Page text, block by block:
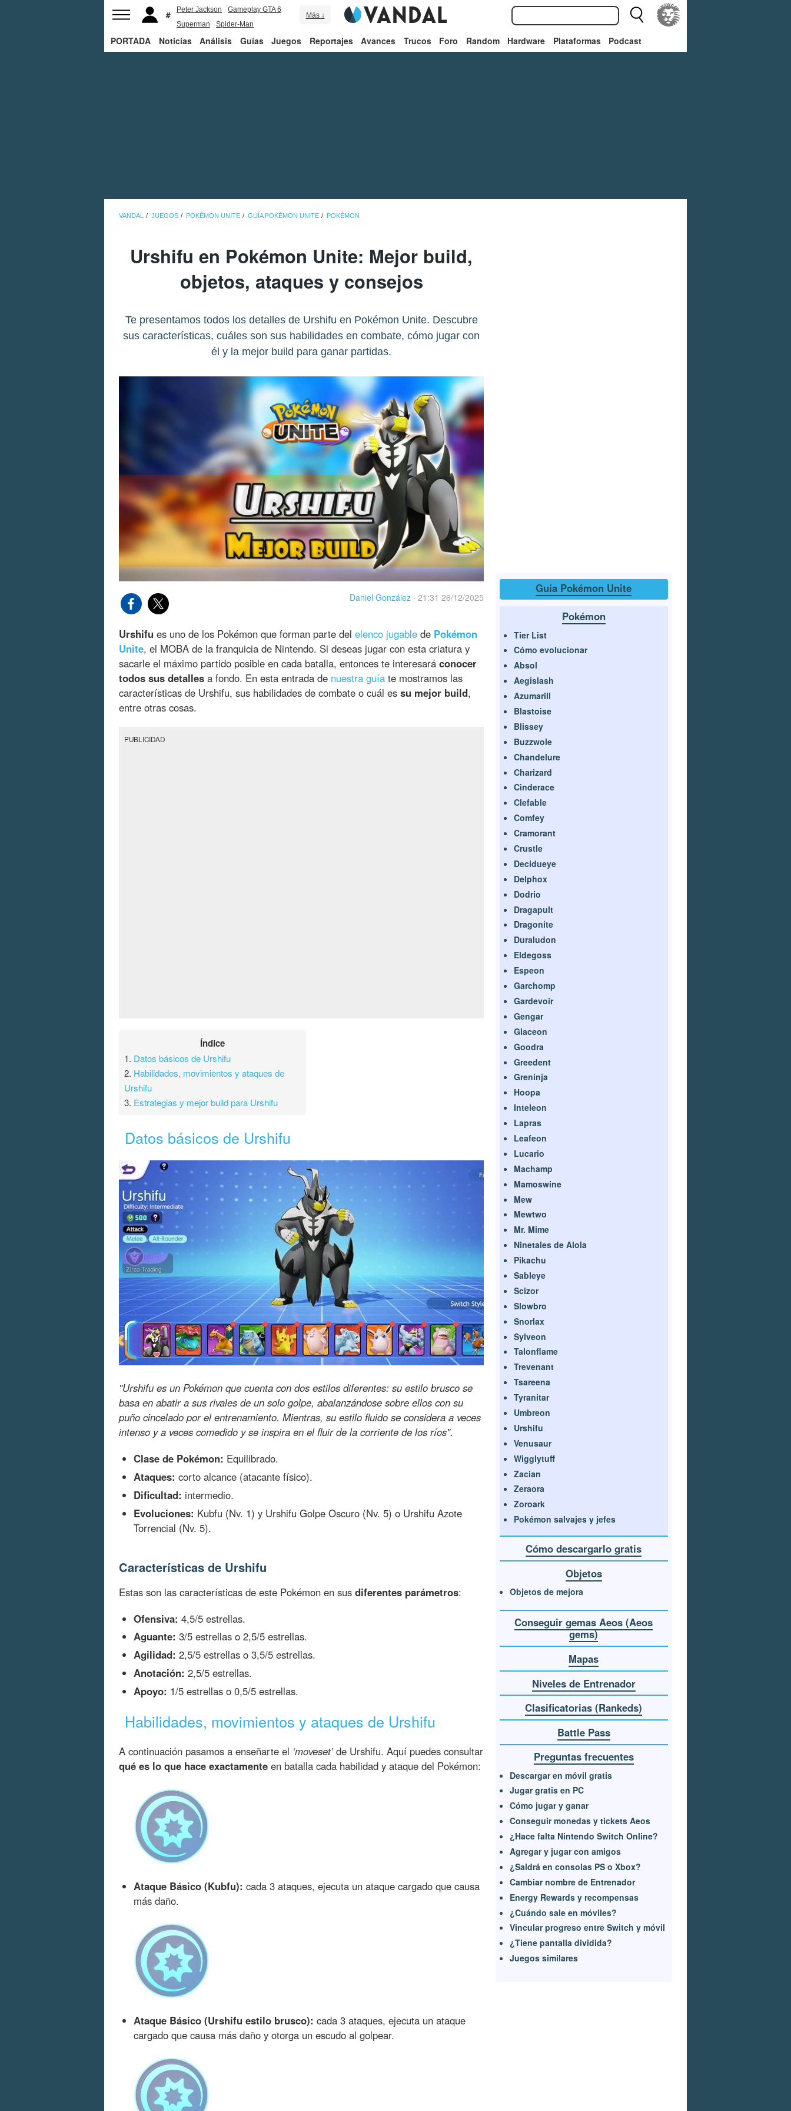
Peter Jackson
Gameplay GTA 6
Superman
Spider-Man
Más ↓
PORTADA Noticias Análisis Guías Juegos Reportajes Avances Trucos Foro Random Hardware Plataformas Podcast
VANDAL JUEGOS POKÉMON UNITE GUÍA POKÉMON UNITE POKÉMON
Urshifu en Pokémon Unite: Mejor build,
objetos, ataques y consejos
Te presentamos todos los detalles de Urshifu en Pokémon Unite. Descubre
sus características, cuáles son sus habilidades en combate, cómo jugar con
él y la mejor build para ganar partidas.
Daniel González · 21:31 26/12/2025
Urshifu es uno de los Pokémon que forman parte del elenco jugable de Pokémon
Unite, el MOBA de la franquicia de Nintendo. Si deseas jugar con esta criatura y
sacarle el máximo partido posible en cada batalla, entonces te interesará conocer
todos sus detalles a fondo. En esta entrada de nuestra guía te mostramos las
características de Urshifu, sus habilidades de combate o cuál es su mejor build,
entre otras cosas.
PUBLICIDAD
Índice
1. Datos básicos de Urshifu
2. Habilidades, movimientos y ataques de
Urshifu
3. Estrategias y mejor build para Urshifu
Datos básicos de Urshifu
"Urshifu es un Pokémon que cuenta con dos estilos diferentes: su estilo brusco se
basa en abatir a sus rivales de un solo golpe, abalanzándose sobre ellos con su
puño cincelado por el entrenamiento. Mientras, su estilo fluido se considera a veces
intenso y a veces comedido y se inspira en el fluir de la corriente de los ríos".
Clase de Pokémon: Equilibrado.
Ataques: corto alcance (atacante físico).
Dificultad: intermedio.
Evoluciones: Kubfu (Nv. 1) y Urshifu Golpe Oscuro (Nv. 5) o Urshifu Azote
Torrencial (Nv. 5).
Características de Urshifu
Estas son las características de este Pokémon en sus diferentes parámetros:
Ofensiva: 4,5/5 estrellas.
Aguante: 3/5 estrellas o 2,5/5 estrellas.
Agilidad: 2,5/5 estrellas o 3,5/5 estrellas.
Anotación: 2,5/5 estrellas.
Apoyo: 1/5 estrellas o 0,5/5 estrellas.
Habilidades, movimientos y ataques de Urshifu
A continuación pasamos a enseñarte el ‘moveset’de Urshifu. Aquí puedes consultar
qué es lo que hace exactamente en batalla cada habilidad y ataque del Pokémon:
Ataque Básico (Kubfu): cada 3 ataques, ejecuta un ataque cargado que causa
más daño.
Ataque Básico (Urshifu estilo brusco): cada 3 ataques, ejecuta un ataque
cargado que causa más daño y otorga un escudo al golpear.
Guía Pokémon Unite
Pokémon
Tier List
Cómo evolucionar
Absol
Aegislash
Azumarill
Blastoise
Blissey
Buzzwole
Chandelure
Charizard
Cinderace
Clefable
Comfey
Cramorant
Crustle
Decidueye
Delphox
Dodrio
Dragapult
Dragonite
Duraludon
Eldegoss
Espeon
Garchomp
Gardevoir
Gengar
Glaceon
Goodra
Greedent
Greninja
Hoopa
Inteleon
Lapras
Leafeon
Lucario
Machamp
Mamoswine
Mew
Mewtwo
Mr. Mime
Ninetales de Alola
Pikachu
Sableye
Scizor
Slowbro
Snorlax
Sylveon
Talonflame
Trevenant
Tsareena
Tyranitar
Umbreon
Urshifu
Venusaur
Wigglytuff
Zacian
Zeraora
Zoroark
Pokémon salvajes y jefes
Cómo descargarlo gratis
Objetos
Objetos de mejora
Conseguir gemas Aeos (Aeos
gems)
Mapas
Niveles de Entrenador
Clasificatorias (Rankeds)
Battle Pass
Preguntas frecuentes
Descargar en móvil gratis
Jugar gratis en PC
Cómo jugar y ganar
Conseguir monedas y tickets Aeos
¿Hace falta Nintendo Switch Online?
Agregar y jugar con amigos
¿Saldrá en consolas PS o Xbox?
Cambiar nombre de Entrenador
Energy Rewards y recompensas
¿Cuándo sale en móviles?
Vincular progreso entre Switch y móvil
¿Tiene pantalla dividida?
Juegos similares